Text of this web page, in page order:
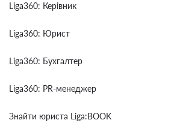
Liga360: Керівник
Liga360: Юрист
Liga360: Бухгалтер
Liga360: PR-менеджер
Знайти юриста Liga:BOOK